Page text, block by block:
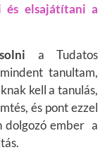
és elsajátítani a
a Tudatos
tanultam,
kell a tanulás,
és pont ezzel
dolgozó ember a